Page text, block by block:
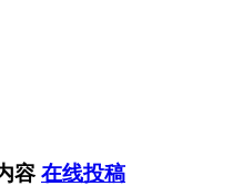
容 在线投稿